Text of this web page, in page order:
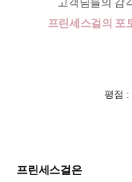
프린세스걸의 포
평점 :
프린세스걸은